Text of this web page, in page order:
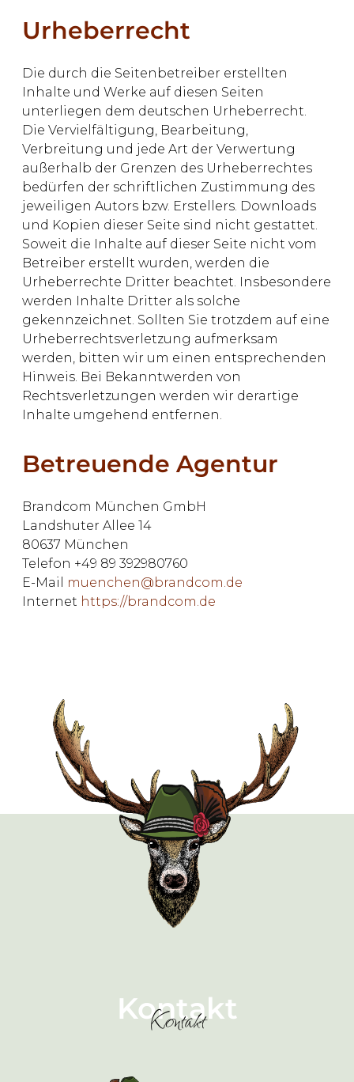
Urheberrecht
Die durch die Seitenbetreiber erstellten
Inhalte und Werke auf diesen Seiten
unterliegen dem deutschen Urheberrecht.
Die Vervielfältigung, Bearbeitung,
Verbreitung und jede Art der Verwertung
außerhalb der Grenzen des Urheberrechtes
bedürfen der schriftlichen Zustimmung des
jeweiligen Autors bzw. Erstellers. Downloads
und Kopien dieser Seite sind nicht gestattet.
Soweit die Inhalte auf dieser Seite nicht vom
Betreiber erstellt wurden, werden die
Urheberrechte Dritter beachtet. Insbesondere
werden Inhalte Dritter als solche
gekennzeichnet. Sollten Sie trotzdem auf eine
Urheberrechtsverletzung aufmerksam
werden, bitten wir um einen entsprechenden
Hinweis. Bei Bekanntwerden von
Rechtsverletzungen werden wir derartige
Inhalte umgehend entfernen.
Betreuende Agentur
Brandcom München GmbH
Landshuter Allee 14
80637 München
Telefon +49 89 392980760
E-Mail
muenchen@brandcom.de
Internet https://brandcom.de
Kontakt